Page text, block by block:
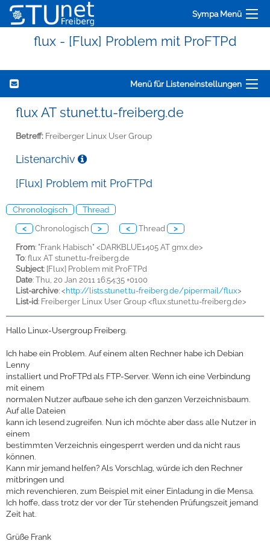
Sympa Menü
flux - [Flux] Problem mit ProFTPd
Menü für Listeneinstellungen
flux AT stunet.tu-freiberg.de
Betreff: Freiberger Linux User Group
Listenarchiv
[Flux] Problem mit ProFTPd
Chronologisch Thread
< Chronologisch > < Thread >
From: "Frank Habisch" <DARKBLUE1405 AT gmx.de>
To: flux AT stunet.tu-freiberg.de
Subject: [Flux] Problem mit ProFTPd
Date: Thu, 20 Jan 2011 16:54:35 +0100
List-archive: <http://lists.stunet.tu-freiberg.de/pipermail/flux>
List-id: Freiberger Linux User Group <flux.stunet.tu-freiberg.de>
Hallo Linux-Usergroup Freiberg.
Ich habe ein Problem. Auf einem alten Rechner habe ich Debian
Lenny
installiert und ProFTPd als FTP-Server. Wenn ich eine Verbindung
mit einem
normalen Nutzer aufbaue sehe ich den ganzen Verzeichnisbaum.
Auf alle Dateien
kann ich lesend zugreifen. Nun ich möchte aber dass alle Nutzer in
einem
bestimmten Verzeichnis eingesperrt werden und da nicht raus
können.
Kann mir jemand helfen? Als Vorschlag, würde ich den Rechner
mitbringen und
mich revenchieren, zum Beispiel mit einer Einladung in die Mensa.
Ich hoffe, dass trotz der vor der Tür stehenden Prüfungszeit jemand
Zeit hat.
Grüße Frank